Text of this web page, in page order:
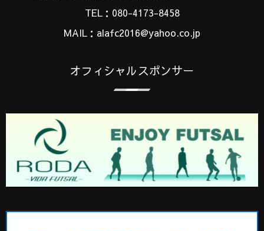
TEL：080-4173-8458
MAIL：alafc2016@yahoo.co.jp
オフィシャルスポンサー